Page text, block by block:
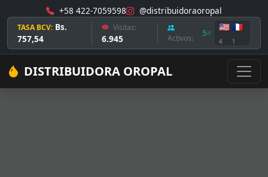
+58 422-7059598 @distribuidoraoropal
TASA BCV: Bs.
757,54
Visitas:
6.945 Activos: 5
🇺🇸
4
🇫🇷
1
DISTRIBUIDORA OROPAL